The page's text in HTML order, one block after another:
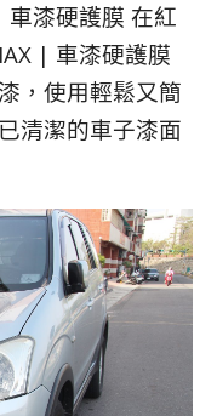
車漆硬護膜 在紅
| 車漆硬護膜
，使用輕鬆又簡
清潔的車子漆面